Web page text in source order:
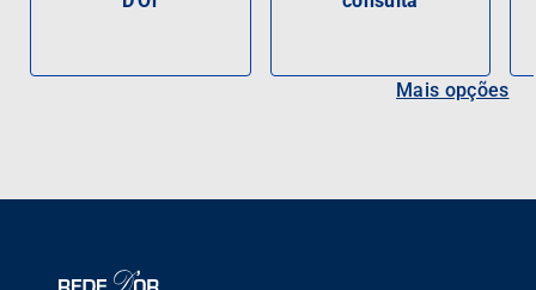
Mais opções